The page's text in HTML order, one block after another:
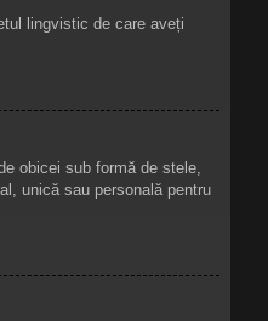
lingvistic de care aveți
obicei sub formă de stele,
unică sau personală pentru